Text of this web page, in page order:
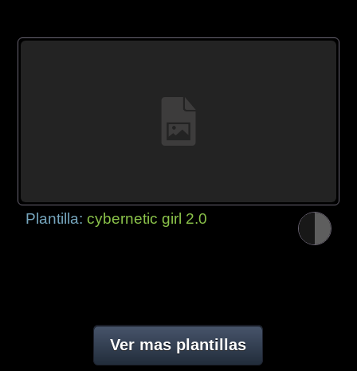
Plantilla:cybernetic girl 2.0
Ver mas plantillas